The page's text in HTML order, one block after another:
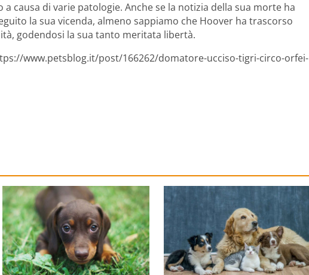
causa di varie patologie. Anche se la notizia della sua morte ha
la sua vicenda, almeno sappiamo che Hoover ha trascorso
godendosi la sua tanto meritata libertà.
www.petsblog.it/post/166262/domatore-ucciso-tigri-circo-orfei-